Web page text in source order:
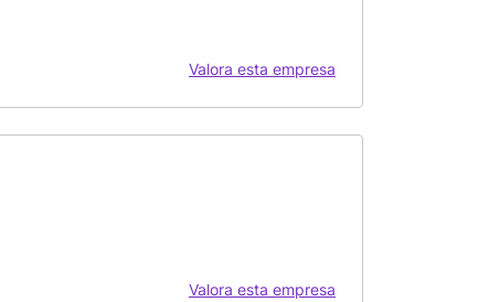
Valora esta empresa
Valora esta empresa